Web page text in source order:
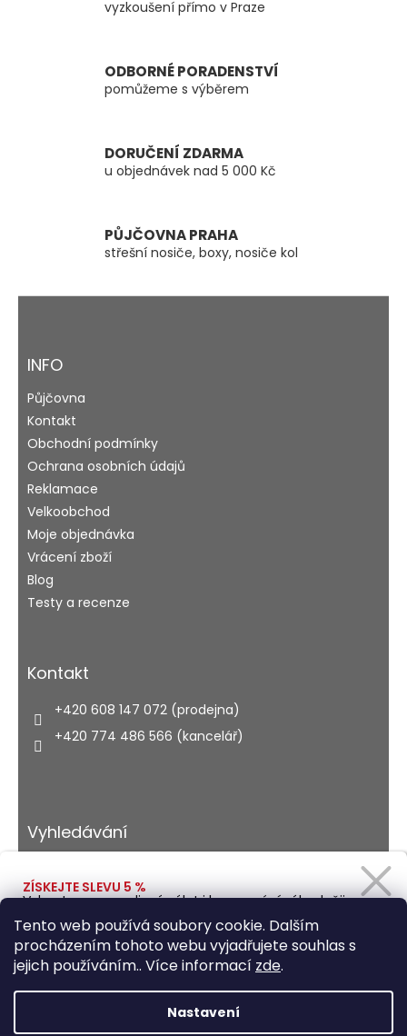
Tento web používá soubory cookie. Dalším
procházením tohoto webu vyjadřujete souhlas s
jejich používáním.. Více informací zde.
Nastavení
d
p
r
y
v
ý
s
u
vyzkoušení přímo v Praze
ODBORNÉ PORADENSTVÍ
pomůžeme s výběrem
DORUČENÍ ZDARMA
u objednávek nad 5 000 Kč
PŮJČOVNA PRAHA
střešní nosiče, boxy, nosiče kol
Z
aINFO
Půjčovna
Kontakt
Obchodní podmínky
Ochrana osobních údajů
Reklamace
Velkoobchod
Moje objednávka
Vrácení zboží
Blog
Testy a recenze
Kontakt
+420 608 147 072 (prodejna)
+420 774 486 566 (kancelář)
Vyhledávání
HLEDAT
ZÍSKEJTE SLEVU 5 %
Vybavte se na rodinný výlet i kempování výhodněji.
Zadejte svůj e-mail a obratem Vám pošleme
slevový kód.